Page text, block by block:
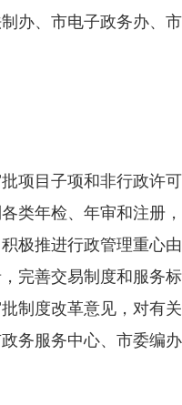
办、市电子政务办、
目子项和非行政许
类年检、年审和注册
极推进行政管理重心
完善交易制度和服务
制度改革意见，对有
务服务中心、市委编